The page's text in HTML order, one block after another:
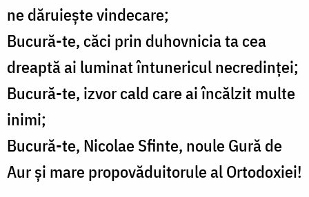
ne dăruieşte vindecare;
Bucură-te, căci prin duhovnicia ta cea
dreaptă ai luminat întunericul necredinţei;
Bucură-te, izvor cald care ai încălzit multe
inimi;
Bucură-te, Nicolae Sfinte, noule Gură de
Aur şi mare propovăduitorule al Ortodoxiei!